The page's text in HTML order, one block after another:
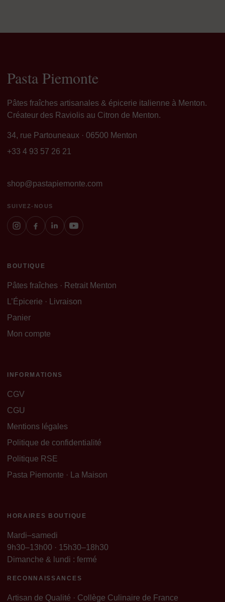
Pasta Piemonte
Pâtes fraîches artisanales & épicerie italienne à Menton.
Créateur des Raviolis au Citron de Menton.
34, rue Partouneaux · 06500 Menton
+33 4 93 57 26 21
shop@pastapiemonte.com
SUIVEZ-NOUS
BOUTIQUE
Pâtes fraîches · Retrait Menton
L’Épicerie · Livraison
Panier
Mon compte
INFORMATIONS
CGV
CGU
Mentions légales
Politique de confidentialité
Politique RSE
Pasta Piemonte · La Maison
HORAIRES BOUTIQUE
Mardi–samedi
9h30–13h00 · 15h30–18h30
Dimanche & lundi : fermé
RECONNAISSANCES
Artisan de Qualité · Collège Culinaire de France